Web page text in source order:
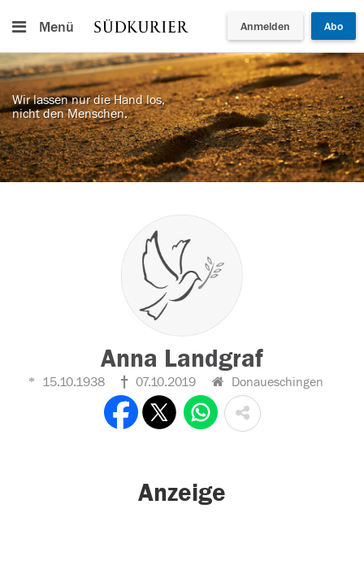
Menü Anmelden Abo
Wir lassen nur die Hand los,
nicht den Menschen.
Anna Landgraf
15.10.1938 07.10.2019 Donaueschingen
Anzeige